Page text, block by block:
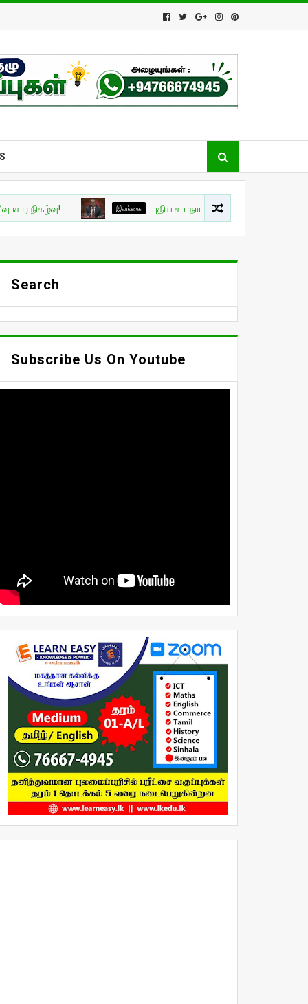
இலங்கை புதிய சபாநாயகராக ஜகத் விக்கிரமரத்ன தெரிவு
Search
Subscribe Us On Youtube